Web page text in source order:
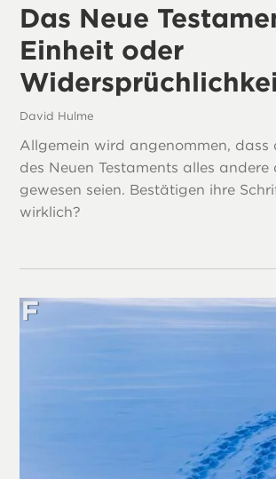
Das Neue
Einheit oder
David Hulme
Allgemein wird angenommen, dass
des Neuen Testaments alles andere
gewesen seien. Bestätigen ihre
wirklich?